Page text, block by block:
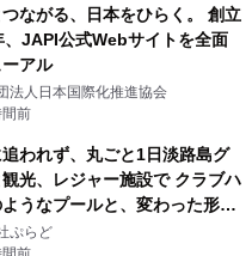
ながる、日本をひらく。 創立
、JAPI公式Webサイトを全面
ーアル
法人日本国際化推進協会
前
われず、丸ごと1日淡路島グ
光、レジャー施設で クラブハ
うなプールと、変わった形の
「THE BOXY AWAJI」のお
ぷらど